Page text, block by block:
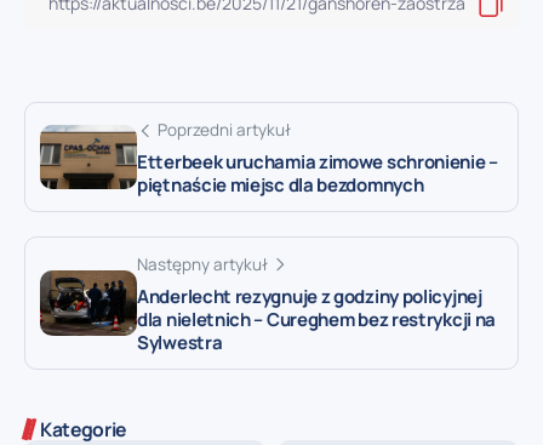
Poprzedni artykuł
Etterbeek uruchamia zimowe schronienie –
piętnaście miejsc dla bezdomnych
Następny artykuł
Anderlecht rezygnuje z godziny policyjnej
dla nieletnich – Cureghem bez restrykcji na
Sylwestra
Kategorie